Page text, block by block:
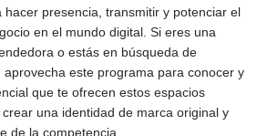
presencia, transmitir y potenciar el
en el mundo digital. Si eres una
o estás en búsqueda de
este programa para conocer y
que te ofrecen estos espacios
una identidad de marca original y
de la competencia.